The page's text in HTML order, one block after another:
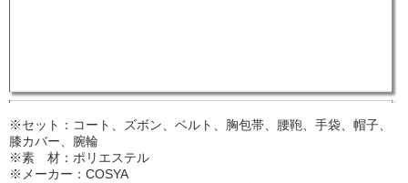
※セット：コート、ズボン、ベルト、胸包帯、腰鞄、手袋、帽子、
膝カバー、腕輪
※素 材：ポリエステル
※メーカー：COSYA